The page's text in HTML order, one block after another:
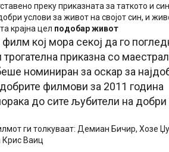
преку приказната за таткото и
услови за живот на својот син, и
крајна цел подобар живот
кој мора секој да го
приказна со
номиниран за оскар за
филмови за 2011 година
до сите љубители на
ги толкуваат: Демиан Бичир, Хозе
Крис Ваиц